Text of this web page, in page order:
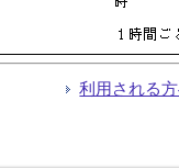
利用される